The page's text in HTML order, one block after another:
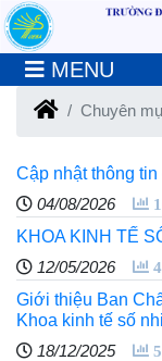
MENU
Chuyên
Cập nhật thông
04/08/2026
KHOA KINH TẾ
12/05/2026
Giới thiệu Ban
Khoa kinh tế số
18/12/2025